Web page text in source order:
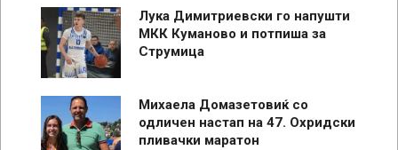
Лука Димитриевски го напушти
МКК Куманово и потпиша за
Струмица
Михаела Домазетовиќ со
одличен настап на 47. Охридски
пливачки маратон